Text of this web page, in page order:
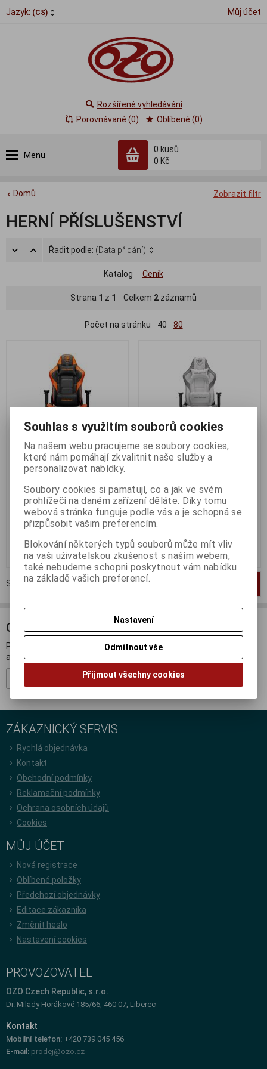
Jazyk: (CS) Můj účet
Menu
0 kusů
0 Kč
Rozšířené vyhledávání
Porovnávané (0)
Oblíbené (0)
Zobrazit filtr
Domů
HERNÍ PŘÍSLUŠENSTVÍ
Řadit podle: (Data přidání)
Katalog Ceník
Strana 1 z 1 Celkem 2 záznamů
Počet na stránku 40 80
COUGAR herní židle ARMOR
ELITE - černá/oranžová
Termín dodání (dny):2
4 999 Kč
Koupit
ELITE - bílá/šedá
Termín dodání (dny):2
4 999 Kč
Koupit
Strana 1z1Celkem2záznamů
ODBĚR NOVINEK
Přihlašte se k odběru novinek a buďte informováni o novinkách,
akcích a soutěžích.
ZÁKAZNICKÝ SERVIS
Rychlá objednávka
Kontakt
Obchodní podmínky
Reklamační podmínky
Ochrana osobních údajů
Cookies
MŮJ ÚČET
Nová registrace
Oblíbené položky
Předchozí objednávky
Editace zákazníka
Změnit heslo
Nastavení cookies
PROVOZOVATEL
OZO Czech Republic, s.r.o.
Dr. Milady Horákové 185/66, 460 07, Liberec
Kontakt
Mobilní telefon: +420 739 045 456
E-mail: prodej@ozo.cz
Souhlas s využitím souborů cookies
Na našem webu pracujeme se soubory cookies,
které nám pomáhají zkvalitnit naše služby a
personalizovat nabídky.
Soubory cookies si pamatují, co a jak ve svém
prohlížeči na daném zařízení děláte. Díky tomu
webová stránka funguje podle vás a je schopná se
přizpůsobit vašim preferencím.
Blokování některých typů souborů může mít vliv
na vaši uživatelskou zkušenost s naším webem,
také nebudeme schopni poskytnout vám nabídku
na základě vašich preferencí.
Nastavení
Odmítnout vše
Přijmout všechny cookies